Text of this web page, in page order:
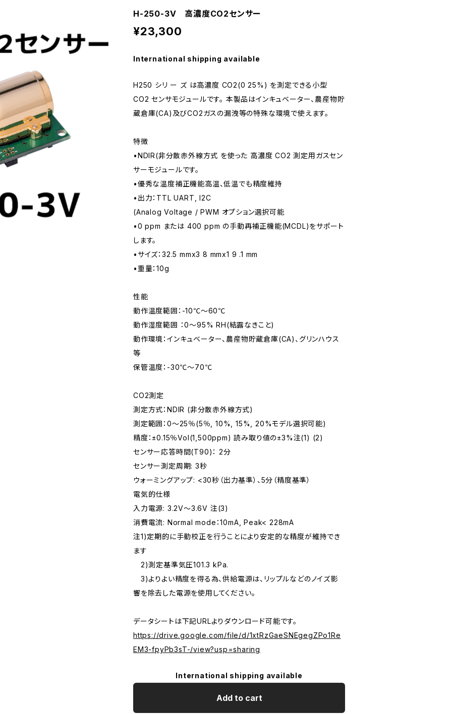
H-250-3V 高濃度CO2センサー
¥23,300
International shipping available
H250 シリ ー ズ は高濃度 CO2(0 25%) を測定できる小型
CO2 センサモジュールです。 本製品はインキュベーター、農産物貯
蔵倉庫(CA)及びCO2ガスの漏洩等の特殊な環境で使えます。
特徴
•NDIR(非分散赤外線方式 を使った 高濃度 CO2 測定用ガスセン
サーモジュールです。
•優秀な温度補正機能高温、低温でも精度維持
•出力：TTL UART, I2C
(Analog Voltage / PWM オプション選択可能
•0 ppm または 400 ppm の手動再補正機能(MCDL)をサポート
します。
•サイズ：32.5 mmx3 8 mmx1 9 .1 mm
•重量：10g
性能
動作温度範囲：-10℃～60℃
動作湿度範囲 ：0～95% RH(結露なきこと)
動作環境：インキュベーター、農産物貯蔵倉庫(CA)、グリンハウス
等
保管温度：-30℃～70℃
CO2測定
測定方式：NDIR (非分散赤外線方式)
測定範囲：0～25％(5％, 10%, 15%, 20%モデル選択可能)
精度：±0.15％Vol(1,500ppm) 読み取り値の±3%注(1) (2)
センサー応答時間(T90)： 2分
センサー測定周期: 3秒
ウォーミングアップ: <30秒（出力基準）、5分（精度基準）
電気的仕様
入力電源: 3.2V～3.6V 注(3)
消費電流: Normal mode：10mA, Peak< 228mA
注1)定期的に手動校正を行うことにより安定的な精度が維持でき
ます
2)測定基準気圧101.3 kPa.
3)よりよい精度を得る為、供給電源は、リップルなどのノイズ影
響を除去した電源を使用してください。
データシートは下記URLよりダウンロード可能です。
https://drive.google.com/file/d/1xtRzGaeSNEgegZPo1Re
EM3-fpyPb3sT-/view?usp=sharing
International shipping available
Add to cart